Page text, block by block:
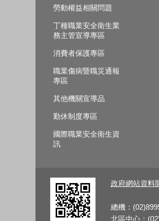
勞動權益相關問題
丁種職業安全衛生業
務主管宣導專區
消費者保護專區
職業傷病暨職災通報
專區
其他機關宣導品
勤休制度專區
國際職業安全衛生資
訊
政府網站資料
總機：
北區中心：